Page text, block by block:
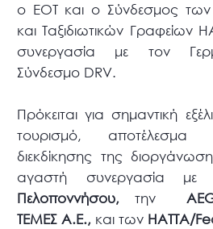
ο ΕΟΤ και ο Σύνδεσμος των
και Ταξιδιωτικών Γραφείων
συνεργασία με τον
Σύνδεσμο DRV.
Πρόκειται για σημαντική
τουρισμό, αποτέλεσμα
διεκδίκησης της
αγαστή συνεργασία με
Πελοποννήσου,την ΑΕ
ΤΕΜΕΣ A.E., και των ΗΑΤΤΑ/